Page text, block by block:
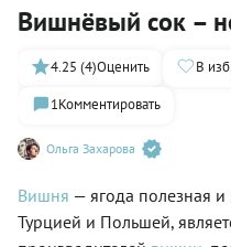
Вишнёвый сок –
Ольга Захарова
4.25 (4)Оценить В
1Комментировать
Вишня — ягода полезная и
Турцией и Польшей,